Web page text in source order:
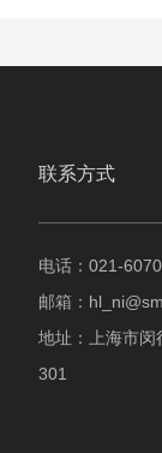
联系方式
电话：021-
邮箱：
地址：上海市闵
301